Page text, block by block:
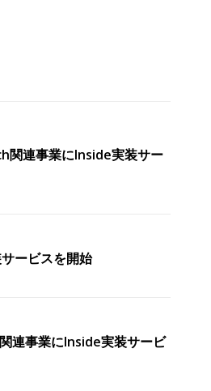
関連事業にInside実装サー
ービスを開始
連事業にInside実装サービ